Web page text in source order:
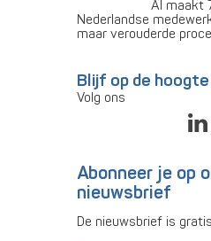
AI maakt
Nederlandse
maar verouderde
Blijf op de hoogte
Volg ons
Abonneer je op
nieuwsbrief
De nieuwsbrief is